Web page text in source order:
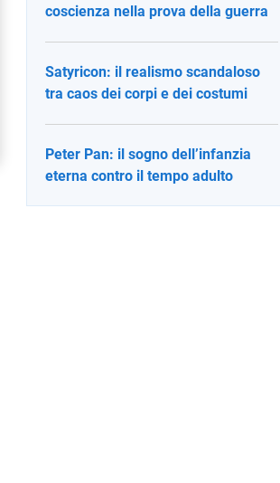
coscienza nella prova della guerra
Satyricon: il realismo scandaloso
tra caos dei corpi e dei costumi
Peter Pan: il sogno dell’infanzia
eterna contro il tempo adulto